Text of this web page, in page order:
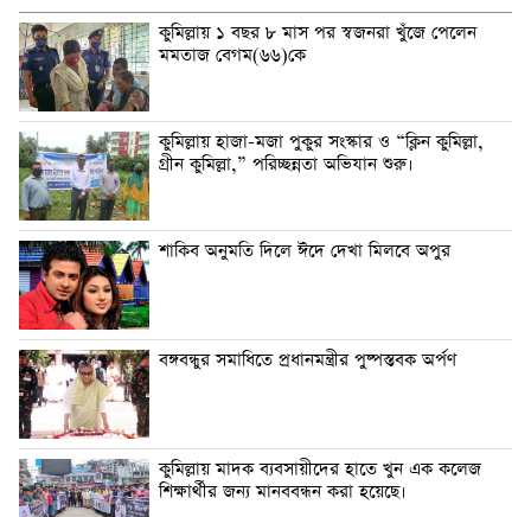
কুমিল্লায় ১ বছর ৮ মাস পর স্বজনরা খুঁজে পেলেন
মমতাজ বেগম(৬৬)কে
কুমিল্লায় হাজা-মজা পুকুর সংস্কার ও “ক্লিন কুমিল্লা,
গ্রীন কুমিল্লা,” পরিচ্ছন্নতা অভিযান শুরু।
শাকিব অনুমতি দিলে ঈদে দেখা মিলবে অপুর
বঙ্গবন্ধুর সমাধিতে প্রধানমন্ত্রীর পুষ্পস্তবক অর্পণ
কুমিল্লায় মাদক ব্যবসায়ীদের হাতে খুন এক কলেজ
শিক্ষার্থীর জন্য মানববন্ধন করা হয়েছে।